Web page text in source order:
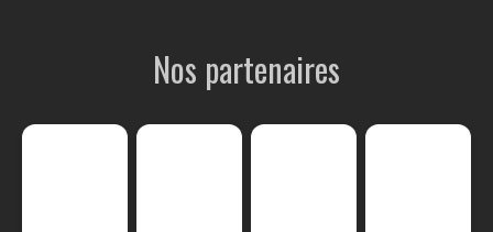
Nos partenaires